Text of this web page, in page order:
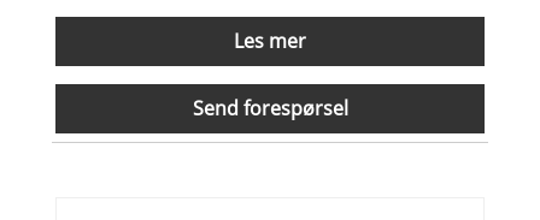
Les mer
Send forespørsel